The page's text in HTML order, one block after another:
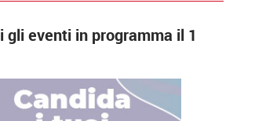
eventi in programma il 1